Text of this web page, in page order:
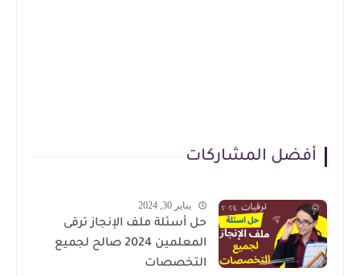
أفضل المشاركات
يناير 30, 2024
حل أسئلة ملف الإنجاز ترقى
المعلمين 2024 صالح لجميع
التخصصات